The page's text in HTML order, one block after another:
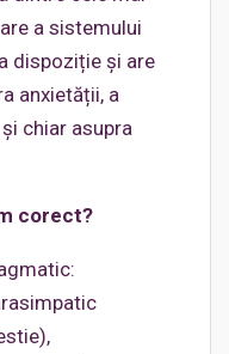
a sistemului
dispoziție și are
anxietății, a
chiar asupra
corect?